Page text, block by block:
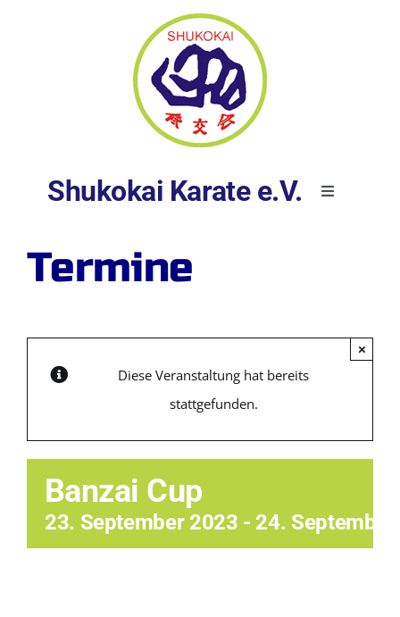
Shukokai Karate e.V.
Toggle
Termine
Termine
Diese Veranstaltung hat bereits
stattgefunden.
×
Banzai Cup
23. September 2023 - 24.